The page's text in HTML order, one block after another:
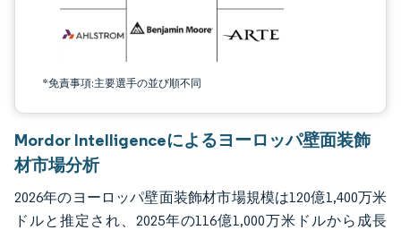
*免責事項:主要選手の並び順不同
Mordor Intelligenceによるヨーロッパ壁面装飾
材市場分析
2026年のヨーロッパ壁面装飾材市場規模は120億1,400万米
ドルと推定され、2025年の116億1,000万米ドルから成長